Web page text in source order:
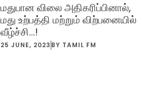
மதுபான விலை அதிகரிப்பினால்,
மது உற்பத்தி மற்றும் விற்பனையில்
வீழ்ச்சி…!
25 JUNE, 2023 BY TAMIL FM